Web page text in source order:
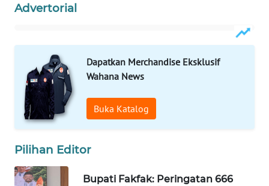
Advertorial
Dapatkan Merchandise Eksklusif
Wahana News
Buka Katalog
Pilihan Editor
Bupati Fakfak: Peringatan 666
WAHANA
WAHANA
LISTRIK
WAHANA
TRAVEL
TV